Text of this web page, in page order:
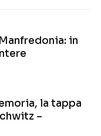
in
la tappa
–